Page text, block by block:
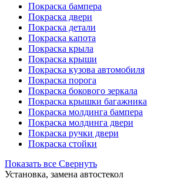
Покраска бампера
Покраска двери
Покраска детали
Покраска капота
Покраска крыла
Покраска крыши
Покраска кузова автомобиля
Покраска порога
Покраска бокового зеркала
Покраска крышки багажника
Покраска молдинга бампера
Покраска молдинга двери
Покраска ручки двери
Покраска стойки
Показать все Свернуть
Установка, замена автостекол